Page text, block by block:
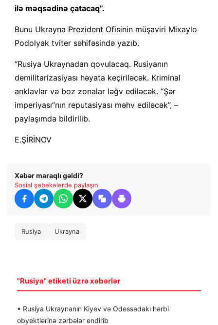
ilə məqsədinə çatacaq”.
Bunu Ukrayna Prezident Ofisinin müşaviri Mixaylo
Podolyak tviter səhifəsində yazıb.
“Rusiya Ukraynadan qovulacaq. Rusiyanın
demilitarizasiyası həyata keçiriləcək. Kriminal
anklavlar və boz zonalar ləğv ediləcək. “Şər
imperiyası”nın reputasiyası məhv ediləcək”, –
paylaşımda bildirilib.
E.ŞİRİNOV
Xəbər maraqlı gəldi?
Sosial şəbəkələrdə paylaşın
Rusiya Ukrayna
"Rusiya" etiketi üzrə xəbərlər
• Rusiya Ukraynanın Kiyev və Odessadakı hərbi
obyektlərinə zərbələr endirib